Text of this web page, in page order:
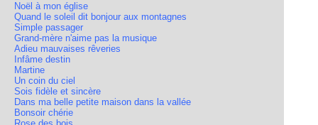
Noël à mon église
Quand le soleil dit bonjour aux montagnes
Simple passager
Grand-mère n'aime pas la musique
Adieu mauvaises rêveries
Infâme destin
Martine
Un coin du ciel
Sois fidèle et sincère
Dans ma belle petite maison dans la vallée
Bonsoir chérie